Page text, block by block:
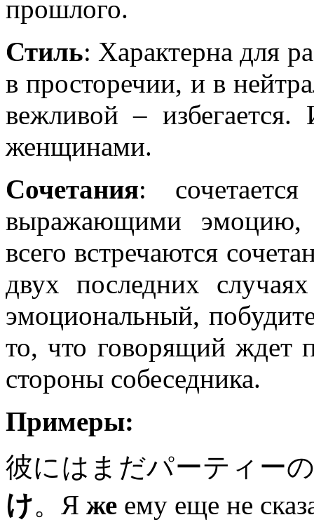
прошлого.
Стиль: Характерна для
в просторечии, и в
вежливой –
женщинами.
Сочетания:
выражающими эмоцию,
всего встречаются
двух последних
эмоциональный,
то, что говорящий ждет
стороны собеседника.
Примеры:
彼にはまだパーティー
け。Я же ему еще не